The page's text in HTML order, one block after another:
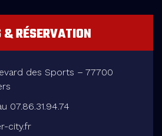
& RÉSERVATION
des Sports – 77700
07.86.31.94.74
city.fr